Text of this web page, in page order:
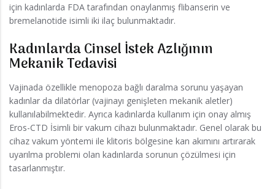
için kadınlarda FDA tarafından onaylanmış flibanserin ve
bremelanotide isimli iki ilaç bulunmaktadır.
Kadınlarda Cinsel İstek Azlığının
Mekanik Tedavisi
Vajinada özellikle menopoza bağlı daralma sorunu yaşayan
kadınlar da dilatörlar (vajinayı genişleten mekanik aletler)
kullanılabilmektedir. Ayrıca kadınlarda kullanım için onay almış
Eros-CTD İsimli bir vakum cihazı bulunmaktadır. Genel olarak bu
cihaz vakum yöntemi ile klitoris bölgesine kan akımını artırarak
uyarılma problemi olan kadınlarda sorunun çözülmesi için
tasarlanmıştır.